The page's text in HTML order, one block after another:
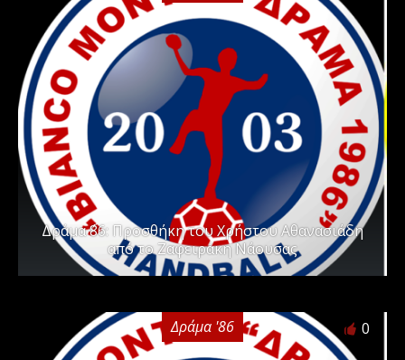
Δράμα ΄86: Προσθήκη του Χρήστου Αθανασιάδη
από το Ζαφειράκη Νάουσας
Δράμα '86 0